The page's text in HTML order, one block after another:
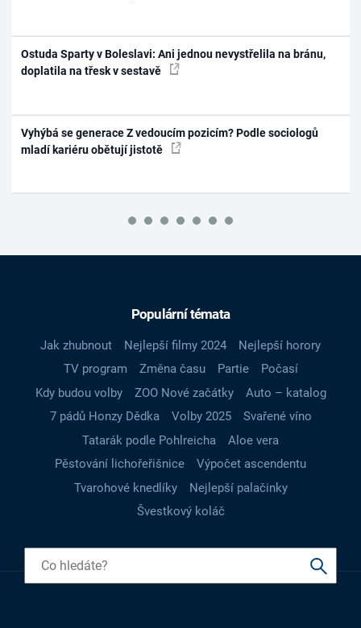
Ostuda Sparty v Boleslavi: Ani jednou nevystřelila na bránu,
doplatila na třesk v sestavě
Vyhýbá se generace Z vedoucím pozicím? Podle sociologů
mladí kariéru obětují jistotě
Populární témata
Jak zhubnout Nejlepší filmy 2024
Nejlepší horory
TV program
Změna času Partie
Počasí
Kdy budou volby
ZOO Nové začátky
Auto – katalog
7 pádů Honzy Dědka
Volby 2025
Svařené víno
Tatarák podle Pohlreicha
Aloe vera
Pěstování lichořeřišnice
Výpočet ascendentu
Tvarohové knedlíky
Nejlepší palačinky
Švestkový koláč